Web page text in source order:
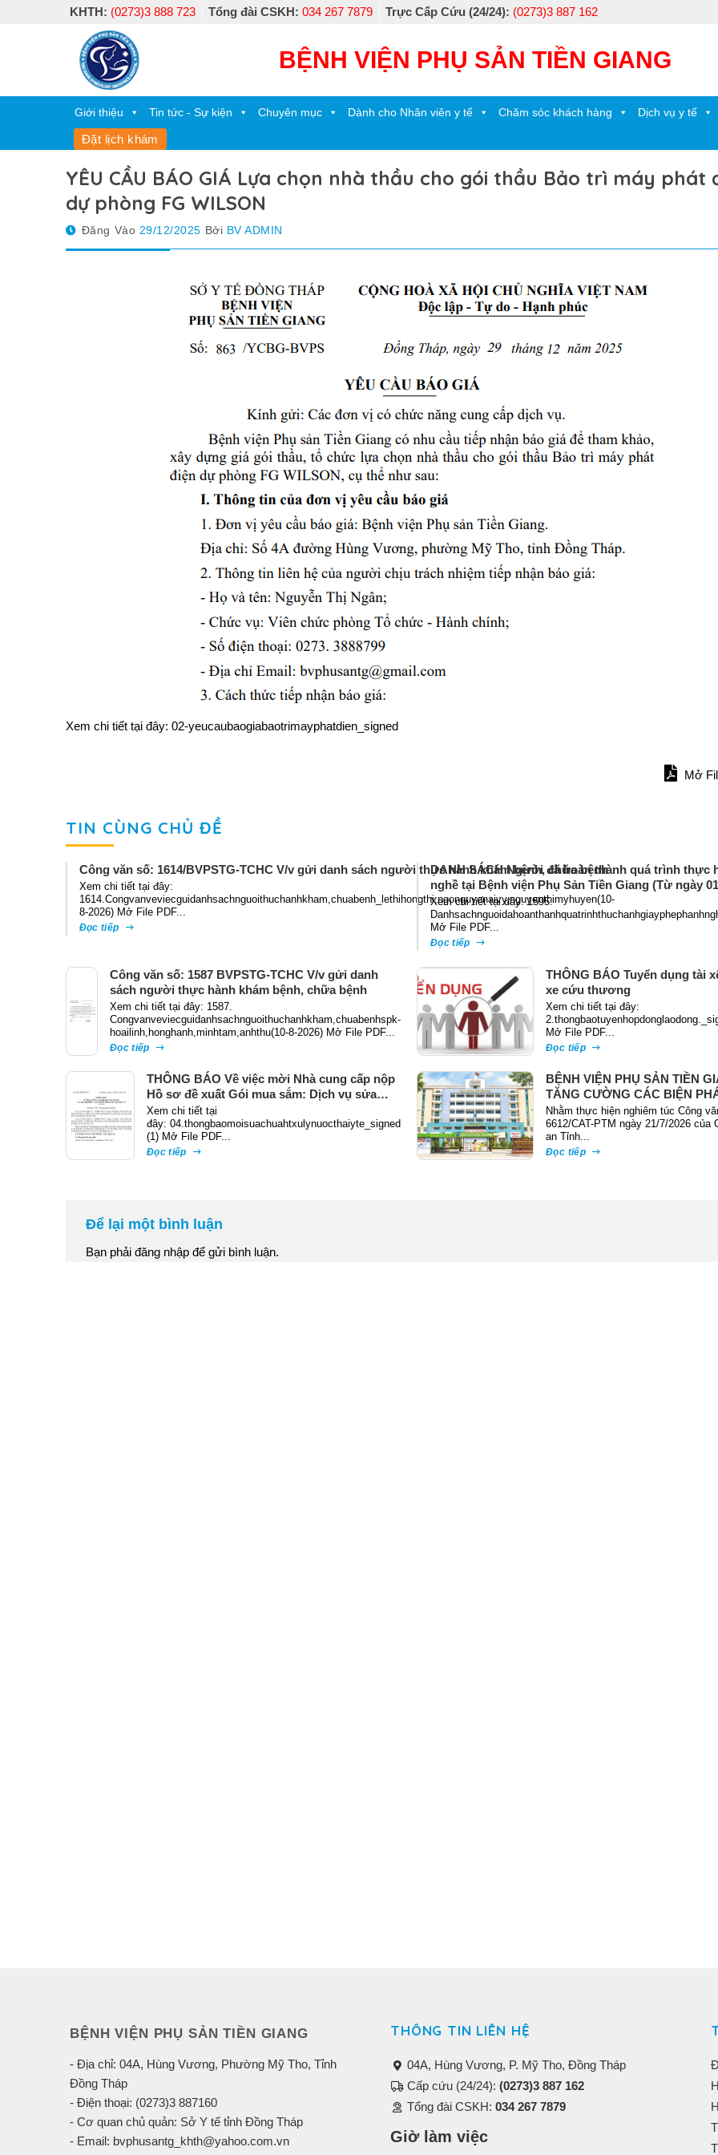
KHTH: (0273)3 888 723 Tổng đài CSKH: 034 267 7879 Trực Cấp Cứu (24/24): (0273)3 887 162
BỆNH VIỆN PHỤ SẢN TIỀN GIANG
Giới thiệu Tin tức - Sự kiện Chuyên mục Dành cho Nhân viên y tế Chăm sóc khách hàng Dịch vụ y tế
Đặt lịch khám
YÊU CẦU BÁO GIÁ Lựa chọn nhà thầu cho gói thầu Bảo trì máy phát
dự phòng FG WILSON
Đăng Vào 29/12/2025 Bởi BV ADMIN
Xem chi tiết tại đây: 02-yeucaubaogiabaotrimayphatdien_signed
Mở
TIN CÙNG CHỦ ĐỀ
Công văn số: 1614/BVPSTG-TCHC V/v gửi danh sách người thực hành khám bệnh, chữa bệnh
Xem chi tiết tại đây:
1614.Congvanveviecguidanhsachnguoithuchanhkham,chuabenh_lethihongthi,ngonguyenaivy,nguyenthimyhuyen(10-
8-2026) Mở File PDF...
Đọc tiếp
DANH SÁCH Người đã hoàn thành quá trình thực
nghề tại Bệnh viện Phụ Sản Tiền Giang (Từ ngày
Xem chi tiết tại đây: 1595.
Mở File PDF...
Đọc tiếp
Công văn số: 1587 BVPSTG-TCHC V/v gửi danh
sách người thực hành khám bệnh, chữa bệnh
Xem chi tiết tại đây: 1587.
Congvanveviecguidanhsachnguoithuchanhkham,chuabenhspk-
hoailinh,honghanh,minhtam,anhthu(10-8-2026) Mở File PDF...
Đọc tiếp
THÔNG BÁO Tuyển dụng tài
xe cứu thương
Xem chi tiết tại đây:
Mở File PDF...
Đọc tiếp
THÔNG BÁO Về việc mời Nhà cung cấp nộp
Hồ sơ đề xuất Gói mua sắm: Dịch vụ sửa
chữa hệ thống xử lý nước thải y tế
Xem chi tiết tại
đây: 04.thongbaomoisuachuahtxulynuocthaiyte_signed
(1) Mở File PDF...
Đọc tiếp
BỆNH VIỆN PHỤ SẢN TIỀN
TĂNG CƯỜNG CÁC BIỆN
PHÒNG NGỪA, ĐẤU TRANH
TỘI PHẠM TRỘM CẮP TÀI
Nhằm thực hiện nghiêm túc Công
6612/CAT-PTM ngày 21/7/2026 của
an Tỉnh...
Đọc tiếp
Để lại một bình luận
Bạn phải đăng nhậpđể gửi bình luận.
BỆNH VIỆN PHỤ SẢN TIỀN GIANG
- Địa chỉ: 04A, Hùng Vương, Phường Mỹ Tho, Tỉnh
Đồng Tháp
- Điện thoại: (0273)3 887160
- Cơ quan chủ quản: Sở Y tế tỉnh Đồng Tháp
- Email: bvphusantg_khth@yahoo.com.vn
THÔNG TIN LIÊN HỆ
04A, Hùng Vương, P. Mỹ Tho, Đồng Tháp
Cấp cứu (24/24): (0273)3 887 162
Tổng đài CSKH: 034 267 7879
Giờ làm việc